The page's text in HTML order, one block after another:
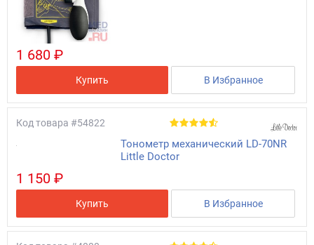
1 680 ₽
Купить В Избранное
Код товара #54822
Тонометр механический LD-70NR
Little Doctor
1 150 ₽
Купить В Избранное